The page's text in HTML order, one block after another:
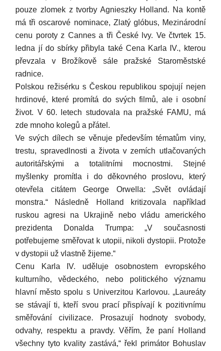
pouze zlomek z tvorby Agnieszky Holland. Na kontě
má tři oscarové nominace, Zlatý glóbus, Mezinárodní
cenu poroty z Cannes a tři České lvy. Ve čtvrtek 15.
ledna jí do sbírky přibyla také Cena Karla IV., kterou
převzala v Brožíkově sále pražské Staroměstské
radnice.
Polskou režisérku s Českou republikou spojují nejen
hrdinové, které promítá do svých filmů, ale i osobní
život. V 60. letech studovala na pražské FAMU, má
zde mnoho kolegů a přátel.
Ve svých dílech se věnuje především tématům viny,
trestu, spravedlnosti a života v zemích utlačovaných
autoritářskými a totalitními mocnostmi. Stejné
myšlenky promítla i do děkovného proslovu, který
otevřela citátem George Orwella: „Svět ovládají
monstra.“ Následně Holland kritizovala například
ruskou agresi na Ukrajině nebo vládu amerického
prezidenta Donalda Trumpa: „V současnosti
potřebujeme směřovat k utopii, nikoli dystopii. Protože
v dystopii už vlastně žijeme.“
Cenu Karla IV. uděluje osobnostem evropského
kulturního, vědeckého, nebo politického významu
hlavní město spolu s Univerzitou Karlovou. „Laureáty
se stávají ti, kteří svou prací přispívají k pozitivnímu
směřování civilizace. Prosazují hodnoty svobody,
odvahy, respektu a pravdy. Věřím, že paní Holland
všechny tyto kvality zastává,“ řekl primátor Bohuslav